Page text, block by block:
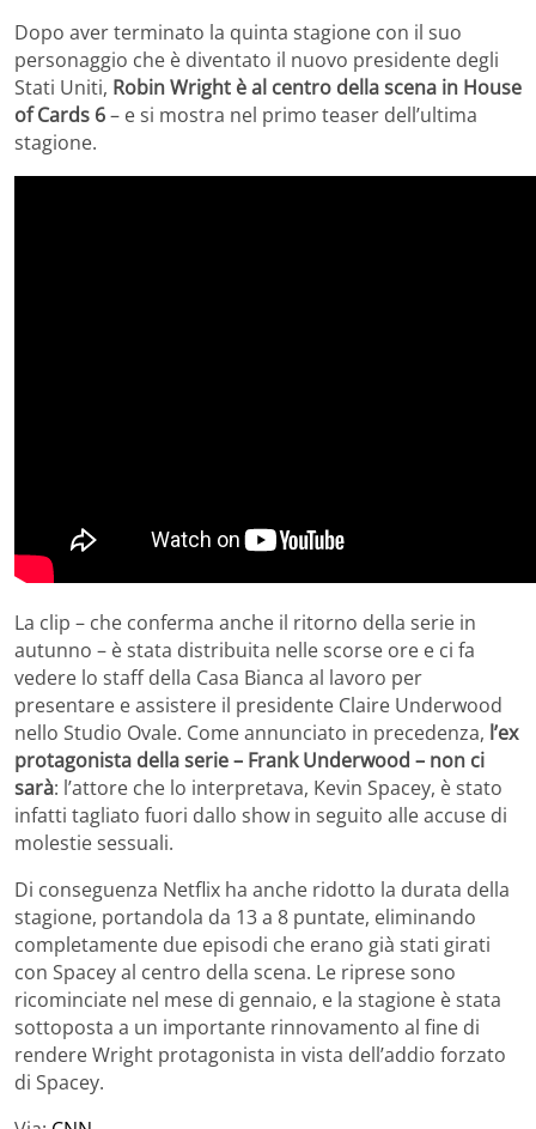
Dopo aver terminato la quinta stagione con il suo
personaggio che è diventato il nuovo presidente degli
Stati Uniti, Robin Wright è al centro della scena in House
of Cards 6– e si mostra nel primo teaser dell’ultima
stagione.
La clip – che conferma anche il ritorno della serie in
autunno – è stata distribuita nelle scorse ore e ci fa
vedere lo staff della Casa Bianca al lavoro per
presentare e assistere il presidente Claire Underwood
nello Studio Ovale. Come annunciato in precedenza, l’ex
protagonista della serie – Frank Underwood – non ci
sarà: l’attore che lo interpretava, Kevin Spacey, è stato
infatti tagliato fuori dallo show in seguito alle accuse di
molestie sessuali.
Di conseguenza Netflix ha anche ridotto la durata della
stagione, portandola da 13 a 8 puntate, eliminando
completamente due episodi che erano già stati girati
con Spacey al centro della scena. Le riprese sono
ricominciate nel mese di gennaio, e la stagione è stata
sottoposta a un importante rinnovamento al fine di
rendere Wright protagonista in vista dell’addio forzato
di Spacey.